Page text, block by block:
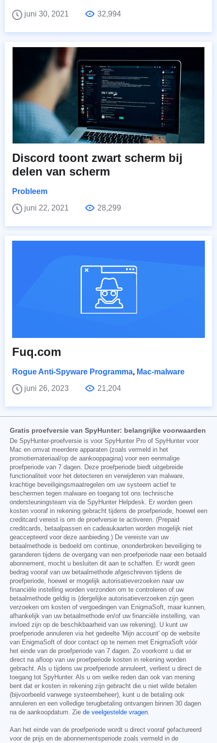
juni 30, 2021
32,994
Discord toont zwart scherm bij
delen van scherm
Probleem
juni 22, 2021
28,299
Fuq.com
Rogue Anti-Spyware Programma, Mac-malware
juni 26, 2023
21,204
Gratis proefversie van SpyHunter: belangrijke voorwaarden
De SpyHunter-proefversie is voor SpyHunter Pro of SpyHunter voor
Mac en omvat meerdere apparaten (zoals vermeld in het
promotiemateriaal/op de aankooppagina) voor een eenmalige
proefperiode van 7 dagen. Deze proefperiode biedt uitgebreide
functionaliteit voor het detecteren en verwijderen van malware,
krachtige beveiligingsmaatregelen om uw systeem actief te
beschermen tegen malware en toegang tot ons technische
ondersteuningsteam via de SpyHunter Helpdesk. Er worden geen
kosten vooraf in rekening gebracht tijdens de proefperiode, hoewel een
creditcard vereist is om de proefversie te activeren. (Prepaid
creditcards, betaalpassen en cadeaukaarten worden mogelijk niet
geaccepteerd voor deze aanbieding.) De vereiste van uw
betaalmethode is bedoeld om continue, ononderbroken beveiliging te
garanderen tijdens de overgang van een proefperiode naar een betaald
abonnement, mocht u besluiten dit aan te schaffen. Er wordt geen
bedrag vooraf van uw betaalmethode afgeschreven tijdens de
proefperiode, hoewel er mogelijk autorisatieverzoeken naar uw
financiële instelling worden verzonden om te controleren of uw
betaalmethode geldig is (dergelijke autorisatieverzoeken zijn geen
verzoeken om kosten of vergoedingen van EnigmaSoft, maar kunnen,
afhankelijk van uw betaalmethode en/of uw financiële instelling, van
invloed zijn op de beschikbaarheid van uw rekening). U kunt uw
proefperiode annuleren via het gedeelte 'Mijn account' op de website
van EnigmaSoft of door contact op te nemen met EnigmaSoft vóór
het einde van de proefperiode van 7 dagen. Zo voorkomt u dat er
direct na afloop van uw proefperiode kosten in rekening worden
gebracht. Als u tijdens uw proefperiode annuleert, verliest u direct de
toegang tot SpyHunter. Als u om welke reden dan ook van mening
bent dat er kosten in rekening zijn gebracht die u niet wilde betalen
(bijvoorbeeld vanwege systeembeheer), kunt u de betaling ook
annuleren en een volledige terugbetaling ontvangen binnen 30 dagen
na de aankoopdatum. Zie de veelgestelde vragen.
Aan het einde van de proefperiode wordt u direct vooraf gefactureerd
voor de prijs en de abonnementsperiode zoals vermeld in de